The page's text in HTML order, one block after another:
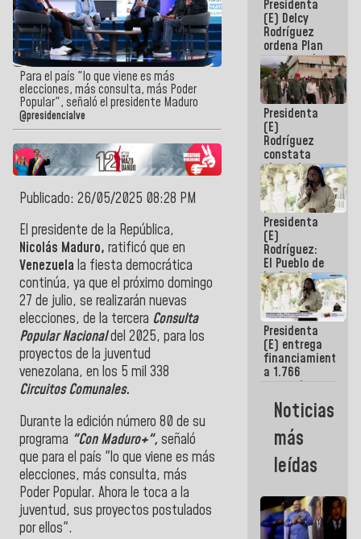
Para el país "lo que viene es más
elecciones, más consulta, más Poder
Popular", señaló el presidente Maduro
@presidencialve
Publicado: 26/05/2025 08:28 PM
El presidente de la República,
Nicolás Maduro, ratificó que en
Venezuela la fiesta democrática
continúa, ya que el próximo domingo
27 de julio, se realizarán nuevas
elecciones, de la tercera Consulta
Popular Nacionaldel 2025, para los
proyectos de la juventud
venezolana, en los 5 mil 338
Circuitos Comunales.
Durante la edición número 80 de su
programa "Con Maduro+", señaló
que para el país "lo que viene es más
elecciones, más consulta, más
Poder Popular. Ahora le toca a la
juventud, sus proyectos postulados
por ellos".
a la
AmeriCup
2027
Presidenta
(E) Delcy
Rodríguez
ordena Plan
maestro de
desarrollo
logístico y
turístico
para La
Guaira
Presidenta
(E)
Rodríguez
constata
obras de
rehabilitación
de Escuela
Militar de
Mamo en La
Guaira
Presidenta
(E)
Rodríguez:
El Pueblo de
La Guaira
siempre
estará
acompañada
por el
Gobierno
Nacional
Presidenta
(E) entrega
financiamientos
a 1.766
comerciantes
emprendedores
afectados
por
terremotos
Noticias
más
leídas